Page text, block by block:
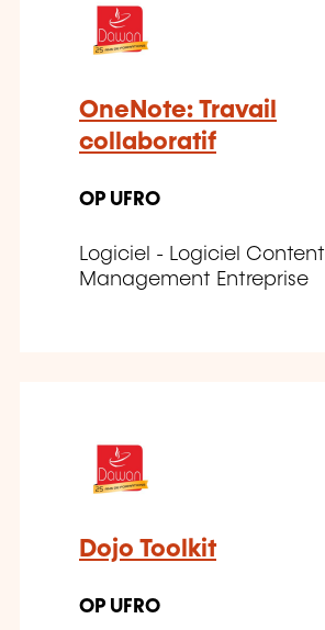
OneNote: Travail
collaboratif
OP UFRO
Logiciel - Logiciel Content
Management Entreprise
Dojo Toolkit
OP UFRO